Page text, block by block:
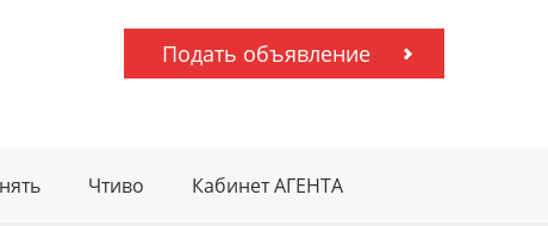
Подать объявление
Чтиво Кабинет АГЕНТА